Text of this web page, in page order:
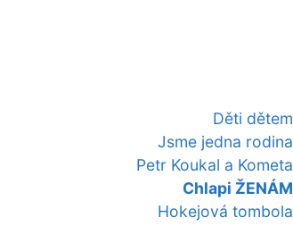
Děti dětem
Jsme jedna rodina
Petr Koukal a Kometa
Chlapi ŽENÁM
Hokejová tombola